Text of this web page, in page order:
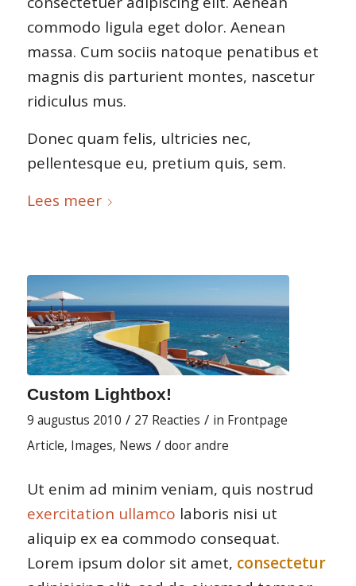
commodo ligula eget dolor. Aenean
massa. Cum sociis natoque penatibus et
magnis dis parturient montes, nascetur
ridiculus mus.
Donec quam felis, ultricies nec,
pellentesque eu, pretium quis, sem.
Lees meer
Custom Lightbox!
9 augustus 2010 / 27 Reacties / in Frontpage
Article, Images, News / doorandre
Ut enim ad minim veniam, quis nostrud
exercitation ullamco laboris nisi ut
aliquip ex ea commodo consequat.
Lorem ipsum dolor sit amet, consectetur